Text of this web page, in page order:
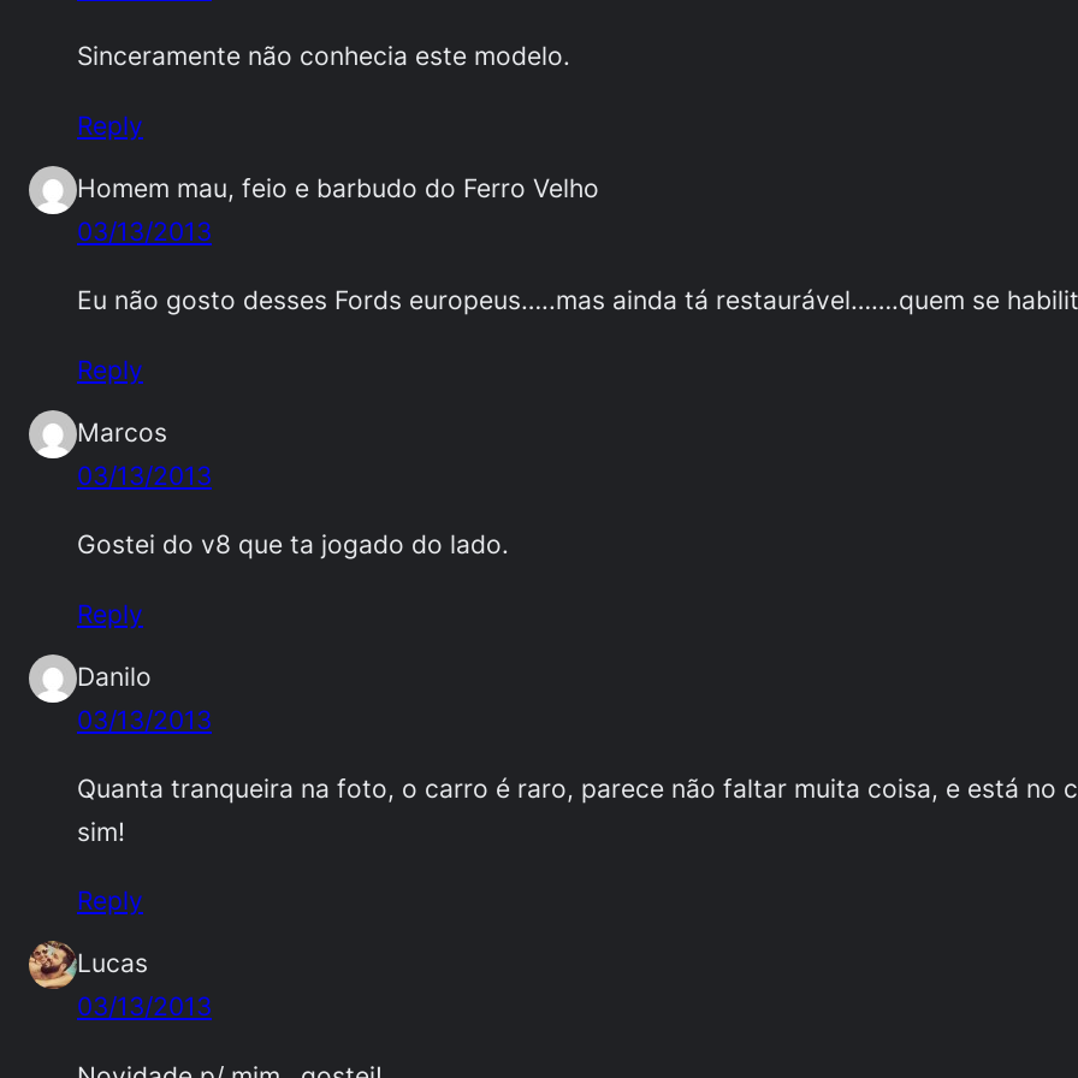
Sinceramente não conhecia este modelo.
Reply
Homem mau, feio e barbudo do Ferro Velho
03/13/2013
Eu não gosto desses Fords europeus…..mas ainda tá restaurável…….quem se
Reply
Marcos
03/13/2013
Gostei do v8 que ta jogado do lado.
Reply
Danilo
03/13/2013
Quanta tranqueira na foto, o carro é raro, parece não faltar muita coisa, e está
sim!
Reply
Lucas
03/13/2013